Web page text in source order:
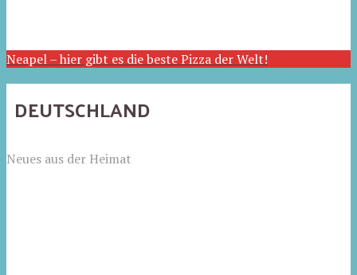
Neapel – hier gibt es die beste Pizza der Welt!
DEUTSCHLAND
Neues aus der Heimat